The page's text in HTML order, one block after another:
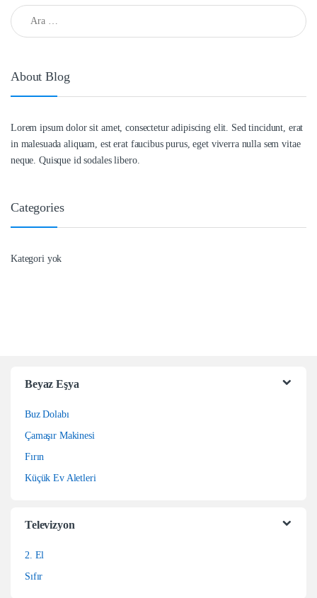
Arama:
About Blog
Lorem ipsum dolor sit amet, consectetur adipiscing elit. Sed tincidunt, erat
in malesuada aliquam, est erat faucibus purus, eget viverra nulla sem vitae
neque. Quisque id sodales libero.
Categories
Kategori yok
Beyaz Eşya
Buz Dolabı
Çamaşır Makinesi
Fırın
Küçük Ev Aletleri
Televizyon
2. El
Sıfır